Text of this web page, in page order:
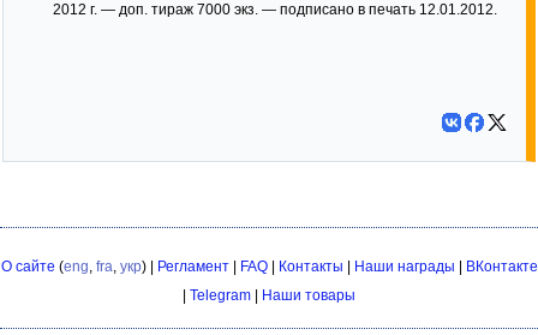
2012 г. — доп. тираж 7000 экз. — подписано в печать 12.01.2012.
О сайте (eng, fra, укр) | Регламент| FAQ| Контакты Наши награды
ВКонтакте
Telegram Наши товары